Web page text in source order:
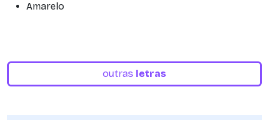
Amarelo
outras letras